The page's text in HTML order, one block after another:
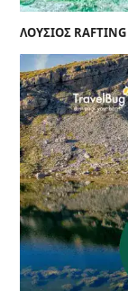
ΛΟΥΣΙΟΣ RAFTING